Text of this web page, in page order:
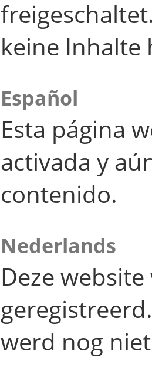
keine Inhalte
Español
Esta página
activada y
contenido.
Nederlands
Deze
werd nog